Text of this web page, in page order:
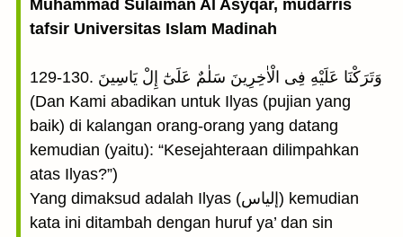
Muhammad Sulaiman Al Asyqar, mudarris
tafsir Universitas Islam Madinah
129-130. وَتَرَكْنَا عَلَيْهِ فِى الْاٰخِرِينَ سَلٰمٌ عَلَىٰٓ إِلْ يَاسِينَ
(Dan Kami abadikan untuk Ilyas (pujian yang
baik) di kalangan orang-orang yang datang
kemudian (yaitu): “Kesejahteraan dilimpahkan
atas Ilyas?”)
Yang dimaksud adalah Ilyas (إلياس) kemudian
kata ini ditambah dengan huruf ya’ dan sin